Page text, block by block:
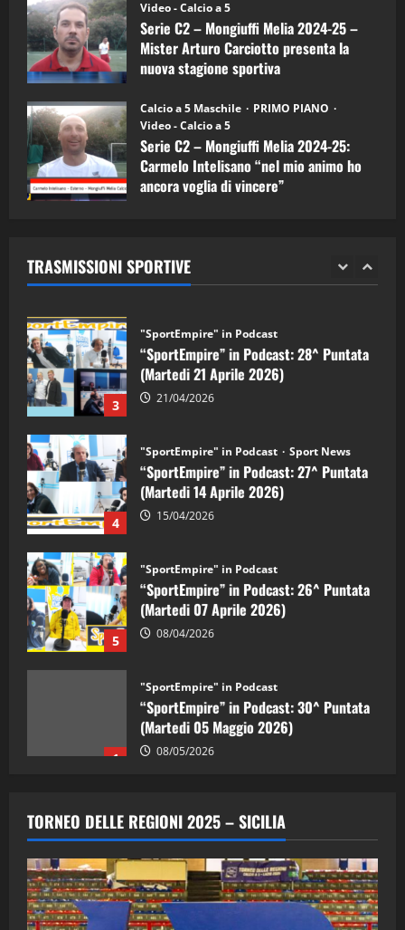
Video - Calcio a 5
Serie C2 – Mongiuffi Melia 2024-25 –
Mister Arturo Carciotto presenta la
nuova stagione sportiva
Calcio a 5 Maschile
PRIMO PIANO
Video - Calcio a 5
Serie C2 – Mongiuffi Melia 2024-25:
Carmelo Intelisano “nel mio animo ho
ancora voglia di vincere”
TRASMISSIONI SPORTIVE
5
(Martedi 07 Aprile 2026)
08/04/2026
1
“SportEmpire” in Podcast: 30^ Puntata
(Martedi 05 Maggio 2026)
08/05/2026
2 28/04/2026
3
“SportEmpire” in Podcast: 28^ Puntata
(Martedi 21 Aprile 2026)
21/04/2026
4
“SportEmpire” in Podcast: 27^ Puntata
(Martedi 14 Aprile 2026)
15/04/2026
5
“SportEmpire” in Podcast: 26^ Puntata
(Martedi 07 Aprile 2026)
08/04/2026
1
“SportEmpire” in Podcast: 30^ Puntata
(Martedi 05 Maggio 2026)
08/05/2026
2
“SportEmpire” in Podcast: 29^ Puntata
(Martedi 28 Aprile 2026)
28/04/2026
"SportEmpire" in Podcast
TORNEO DELLE REGIONI 2025 – SICILIA